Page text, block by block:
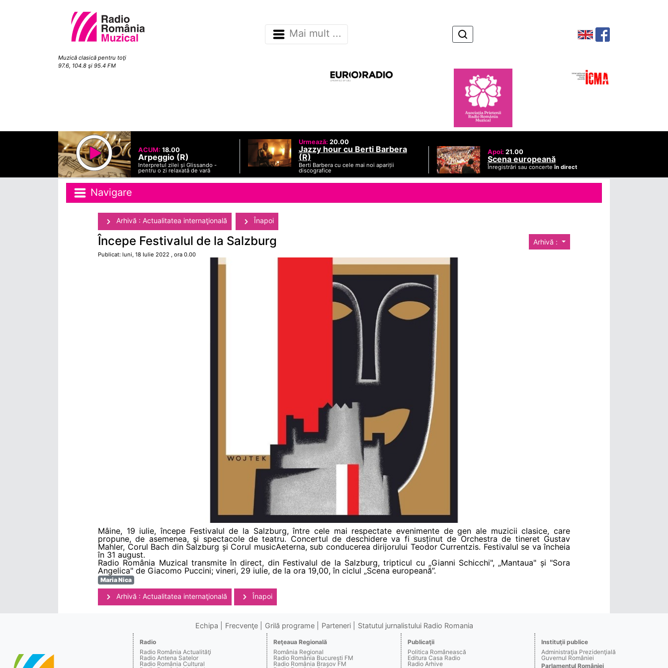
Muzică clasică pentru toţi
97.6, 104.8 şi 95.4 FM
Mai mult ...
ACUM: 18.00
Arpeggio (R)
Interpretul zilei și Glissando -
pentru o zi relaxată de vară
Urmează: 20.00
Jazzy hour cu Berti Barbera
(R)
Berti Barbera cu cele mai noi apariții
discografice
Apoi: 21.00
Scena europeană
Înregistrări sau concerteîn direct
Navigare
Arhivă : Actualitatea internaţională Înapoi
Arhivă :
Începe Festivalul de la Salzburg
Publicat: luni, 18 Iulie 2022 , ora 0.00
Mâine, 19 iulie, începe Festivalul de la Salzburg, între cele mai respectate evenimente de gen ale muzicii clasice, care
propune, de asemenea, şi spectacole de teatru. Concertul de deschidere va fi susținut de Orchestra de tineret Gustav
Mahler, Corul Bach din Salzburg și Corul musicAeterna, sub conducerea dirijorului Teodor Currentzis. Festivalul se va încheia
în 31 august.
Radio România Muzical transmite în direct, din Festivalul de la Salzburg, tripticul cu „Gianni Schicchi", „Mantaua" și "Sora
Angelica" de Giacomo Puccini; vineri, 29 iulie, de la ora 19,00, în ciclul „Scena europeană”.
Maria Nica
Arhivă : Actualitatea internaţională Înapoi
Echipa Frecvenţe Grilă programe Parteneri Statutul jurnalistului Radio Romania
Radio
Radio România Actualităţi
Radio Antena Satelor
Radio România Cultural
Reţeaua Regională
România Regional
Radio România Bucureşti FM
Radio România Braşov FM
Publicaţii
Politica Românească
Editura Casa Radio
Radio Arhive
Instituţii publice
Administraţia Prezidenţială
Guvernul României
Parlamentul României